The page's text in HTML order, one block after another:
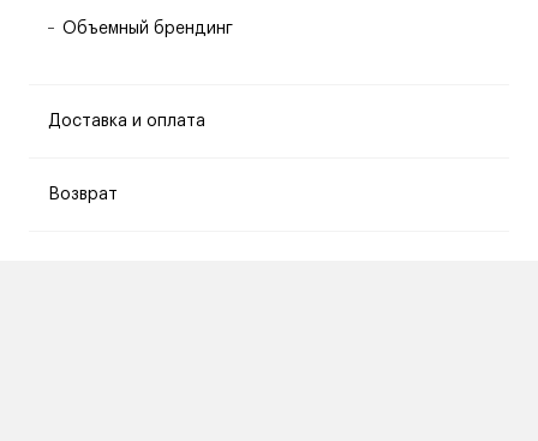
Объемный брендинг
Доставка и оплата
Возврат